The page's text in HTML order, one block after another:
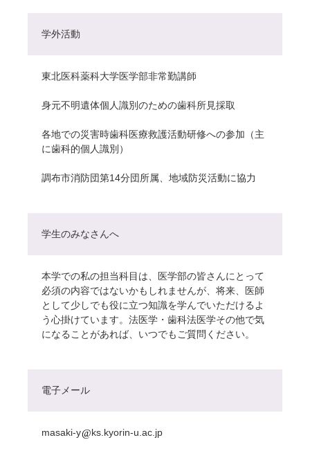
学外活動
東北医科薬科大学医学部非常勤講師
身元不明遺体個人識別のための歯科所見採取
各地での災害時歯科医療救護活動研修への参加（主
に歯科的個人識別）
調布市消防団第14分団所属、地域防災活動に協力
学生のみなさんへ
本学での私の担当科目は、医学部の皆さんにとって
必須の内容ではないかもしれませんが、将来、医師
として少しでも役に立つ知識を学んでいただけるよ
う心掛けています。法医学・歯科法医学その他で気
になることがあれば、いつでもご質問ください。
電子メール
masaki-y ks.kyorin-u.ac.jp